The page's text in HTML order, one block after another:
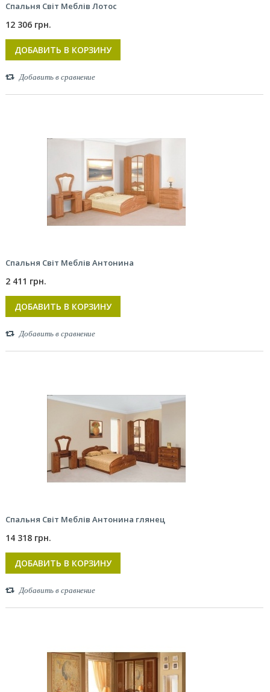
Спальня Світ Меблів Лотос
12 306 грн.
ДОБАВИТЬ В КОРЗИНУ
Добавить в сравнение
Спальня Світ Меблів Антонина
2 411 грн.
ДОБАВИТЬ В КОРЗИНУ
Добавить в сравнение
Спальня Світ Меблів Антонина глянец
14 318 грн.
ДОБАВИТЬ В КОРЗИНУ
Добавить в сравнение